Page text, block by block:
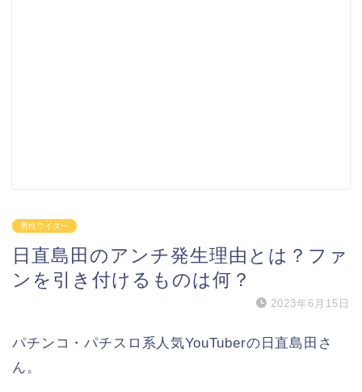
男性ライター
日直島田のアンチ発生理由とは？ファ
ンを引き付けるものは何？
2023年6月15日
パチンコ・パチスロ系人気YouTuberの日直島田さ
ん。